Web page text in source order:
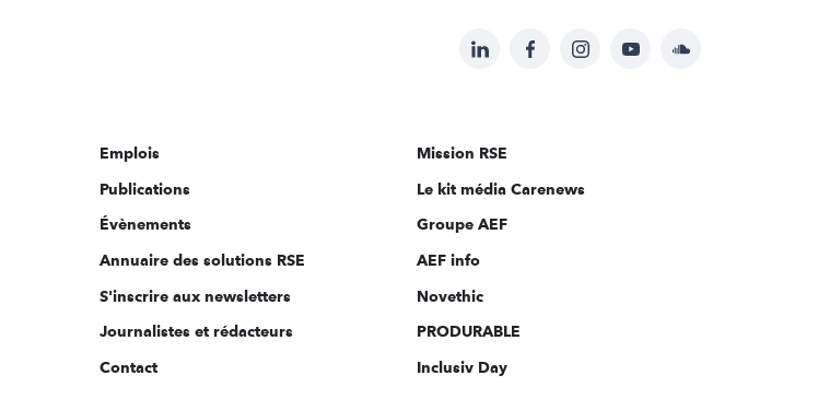
Suivez-
sur:
LinkedInFacebookInstagramYouTubeSoundcloud
Emplois
Publications
Évènements
Annuaire des solutions RSE
S'inscrire aux newsletters
Journalistes et rédacteurs
Contact
Mission RSE
Le kit média Carenews
Groupe AEF
AEF info
Novethic
PRODURABLE
Inclusiv Day